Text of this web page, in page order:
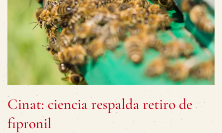
Cinat: ciencia respalda retiro de
fipronil